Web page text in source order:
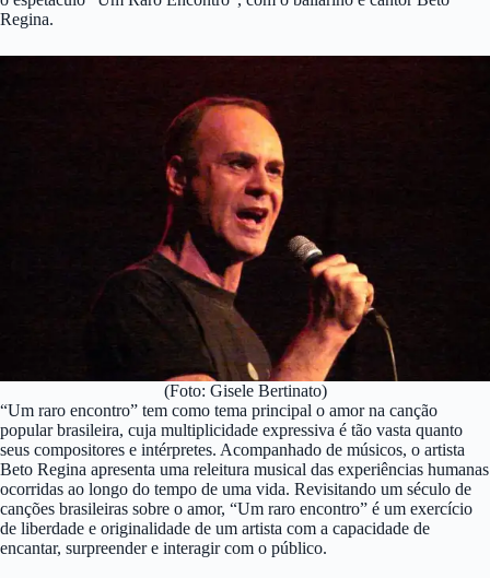
Regina.
(Foto: Gisele Bertinato)
“Um raro encontro” tem como tema principal o amor na canção
popular brasileira, cuja multiplicidade expressiva é tão vasta quanto
seus compositores e intérpretes. Acompanhado de músicos, o artista
Beto Regina apresenta uma releitura musical das experiências humanas
ocorridas ao longo do tempo de uma vida. Revisitando um século de
canções brasileiras sobre o amor, “Um raro encontro” é um exercício
de liberdade e originalidade de um artista com a capacidade de
encantar, surpreender e interagir com o público.